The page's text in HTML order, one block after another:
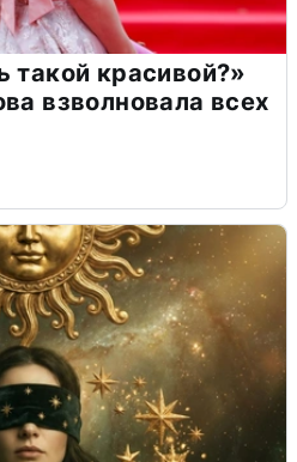
красивой?»
взволновала всех